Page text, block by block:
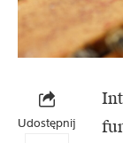
Udostępnij